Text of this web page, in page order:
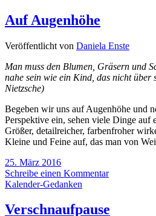
Auf Augenhöhe
Veröffentlicht von Daniela Enste
Man muss den Blumen, Gräsern und
nahe sein wie ein Kind, das nicht
Nietzsche)
Begeben wir uns auf Augenhöhe und
Perspektive ein, sehen viele Dinge auf
Größer, detailreicher, farbenfroher
Kleine und Feine auf, das man von
25. März 2016
Schreibe einen Kommentar
Kalender-Gedanken
Verschnaufpause